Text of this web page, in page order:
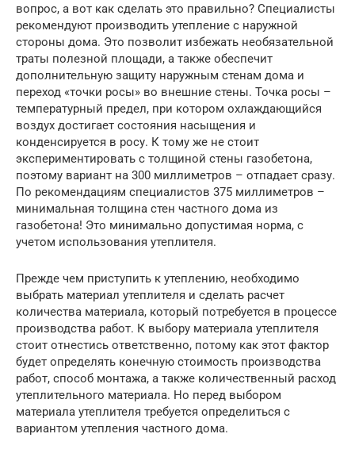
вопрос, а вот как сделать это правильно? Специалисты
рекомендуют производить утепление с наружной
стороны дома. Это позволит избежать необязательной
траты полезной площади, а также обеспечит
дополнительную защиту наружным стенам дома и
переход «точки росы» во внешние стены. Точка росы –
температурный предел, при котором охлаждающийся
воздух достигает состояния насыщения и
конденсируется в росу. К тому же не стоит
экспериментировать с толщиной стены газобетона,
поэтому вариант на 300 миллиметров – отпадает сразу.
По рекомендациям специалистов 375 миллиметров –
минимальная толщина стен частного дома из
газобетона! Это минимально допустимая норма, с
учетом использования утеплителя.
Прежде чем приступить к утеплению, необходимо
выбрать материал утеплителя и сделать расчет
количества материала, который потребуется в процессе
производства работ. К выбору материала утеплителя
стоит отнестись ответственно, потому как этот фактор
будет определять конечную стоимость производства
работ, способ монтажа, а также количественный расход
утеплительного материала. Но перед выбором
материала утеплителя требуется определиться с
вариантом утепления частного дома.